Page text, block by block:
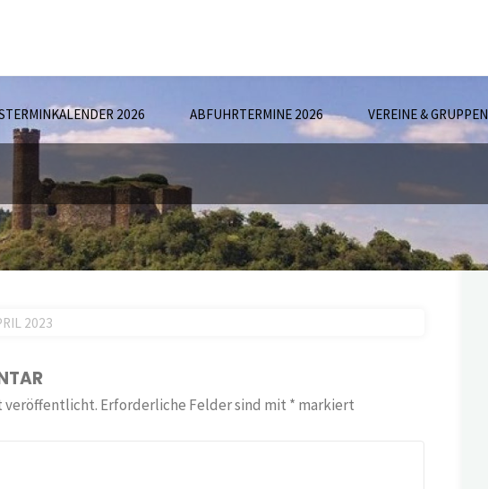
2026 ABFUHRTERMINE 2026 VEREINE & GRUPPEN
2023
veröffentlicht. Erforderliche Felder sind mit * markiert